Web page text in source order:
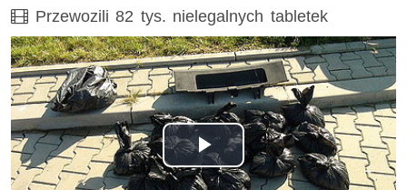
Film
Przewozili 82 tys. nielegalnych tabletek
Odtwórz